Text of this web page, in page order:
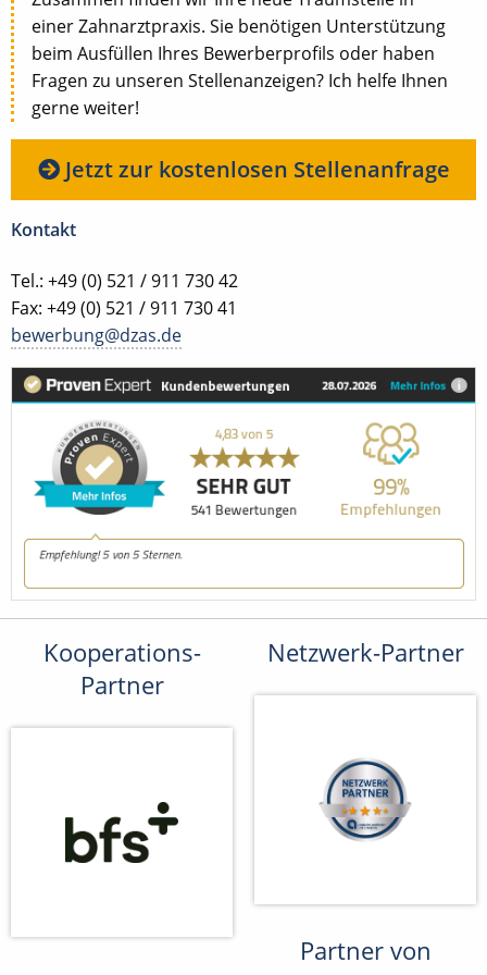
einer Zahnarztpraxis. Sie benötigen Unterstützung
beim Ausfüllen Ihres Bewerberprofils oder haben
Fragen zu unseren Stellenanzeigen? Ich helfe Ihnen
gerne weiter!
Jetzt zur kostenlosen Stellenanfrage
Kontakt
Tel.: +49 (0) 521 / 911 730 42
Fax: +49 (0) 521 / 911 730 41
bewerbung@dzas.de
Kooperations-
Partner
Netzwerk-Partner
Partner von